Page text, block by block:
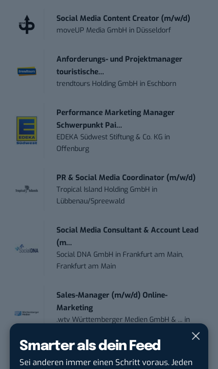
Smarter als dein Feed
Sei anderen immer einen Schritt voraus. Jeden
Social Media Content Creator (m/w/d)
moveUP Media GmbH in Düsseldorf
Anforderungs- und Projektmanager
touristische...
trendtours Holding GmbH in Eschborn
Performance Marketing Manager
Schwerpunkt Pai...
EDEKA Südwest Stiftung & Co. KG in
Offenburg
PR & Social Media Coordinator (m/w/d)
Tropical Island Holding GmbH in
Lübbenau/Spreewald
Social Media Consultant & Account Lead
(m...
Social DNA GmbH in Frankfurt am Main,
Frankfurt am Main
Sales-Manager (m/w/d) Online-
Marketing
.wtv Württemberger Medien GmbH & ... in
Endpoint Security Engineer – OT (f/m/x)